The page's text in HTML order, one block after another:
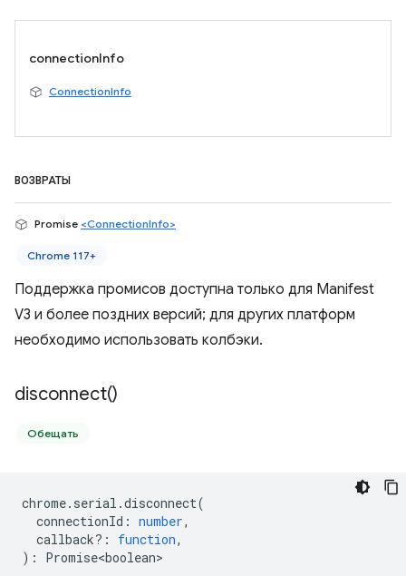
connectionInfo
ConnectionInfo
ВОЗВРАТЫ
Promise <ConnectionInfo>
Chrome 117+
Поддержка промисов доступна только для Manifest
V3 и более поздних версий; для других платформ
необходимо использовать колбэки.
disconnect()
Обещать
chrome. serial .disconnect(
connectionId : number,
callback? : function,
) : Promise<boolean>